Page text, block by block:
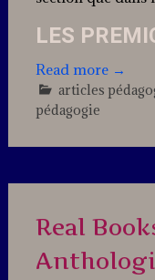
LES
Read more →
articles
pédagogie
Real